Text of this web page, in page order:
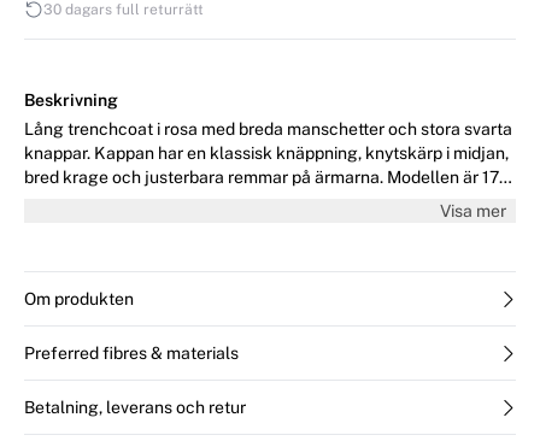
30 dagars full returrätt
Beskrivning
Lång trenchcoat i rosa med breda manschetter och stora svarta
knappar. Kappan har en klassisk knäppning, knytskärp i midjan,
bred krage och justerbara remmar på ärmarna. Modellen är 177
Visa mer
Om produkten
Preferred fibres & materials
Betalning, leverans och retur